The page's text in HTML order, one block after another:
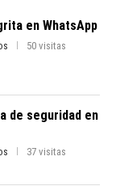
en WhatsApp
50 visitas
de seguridad en
37 visitas